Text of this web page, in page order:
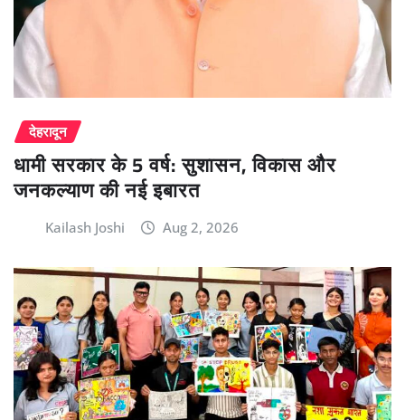
देहरादून
धामी सरकार के 5 वर्ष: सुशासन, विकास और
जनकल्याण की नई इबारत
Kailash Joshi Aug 2, 2026